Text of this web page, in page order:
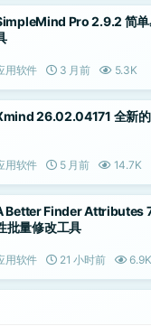
Pro 2.9.2 简单
用软件 3 月前 5.3K
26.02.04171 全新
用软件 5 月前 14.7K
Better Finder Attributes
批量修改工具
用软件 21 小时前 6.9K